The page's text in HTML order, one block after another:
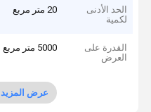
الحد الأدنى
لكمية
20 متر مربع
القدرة على
العرض
5000 متر مربع شهريا
عرض المزيد